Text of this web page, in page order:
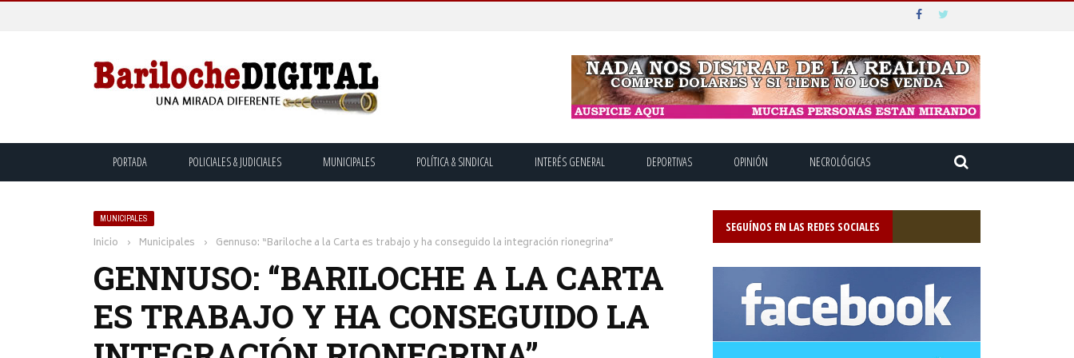
PORTADA POLICIALES & JUDICIALES MUNICIPALES POLÍTICA & SINDICAL INTERÉS GENERAL DEPORTIVAS OPINIÓN NECROLÓGICAS
MUNICIPALES
Inicio › Municipales › Gennuso: “Bariloche a la Carta es trabajo y ha conseguido la integración rionegrina”
GENNUSO: “BARILOCHE A LA CARTA
ES TRABAJO Y HA CONSEGUIDO LA
SEGUÍNOS EN LAS REDES SOCIALES